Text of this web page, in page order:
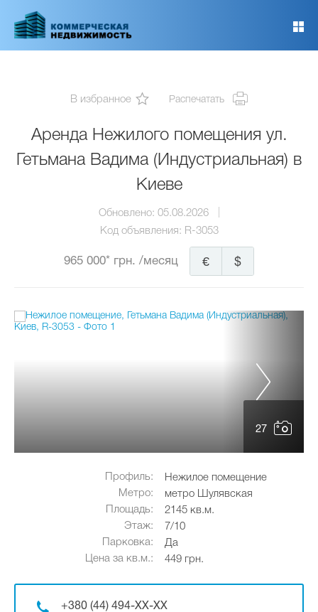
основному
В избранное Распечатать
Аренда Нежилого помещения ул.
Гетьмана Вадима (Индустриальная) в
Киеве
Обновлено: 05.08.2026
Код объявления: R-3053
965 000* грн. /месяц $
€
27
Профиль:
Нежилое помещение
Метро:
метро Шулявская
Площадь:
2145 кв.м.
Этаж:
7/10
Парковка:
Да
Цена за кв.м.:
449 грн.
+380 (44) 494-XX-XX